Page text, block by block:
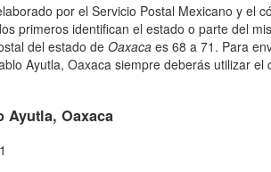
por el Servicio Postal Mexicano y el
primeros identifican el estado o parte del
del estado deOaxaca es 68 a 71. Para
Ayutla, Oaxaca siempre deberás utilizar el
Ayutla, Oaxaca